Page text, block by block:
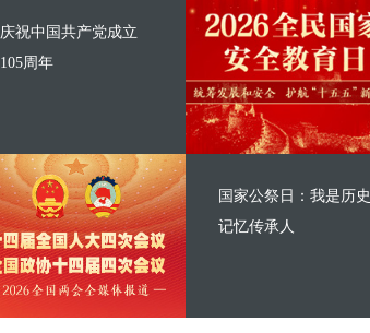
庆祝中国共产党成立
105周年
国家公祭日：我是历史
记忆传承人